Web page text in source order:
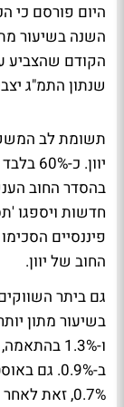
היום פורסם כי
שנתון התמ"ג
תשומת לב
יוון.
בהסדר החוב
פיננסיים
החוב של יוון.
גם ביתר
ו-1.3%
ב-0.9%.
0.7%, זאת